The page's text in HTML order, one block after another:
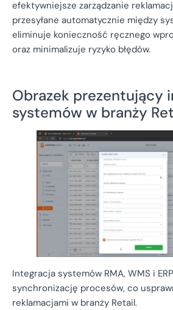
efektywniejsze zarządzanie
przesyłane automatycznie między
eliminuje konieczność ręcznego
oraz minimalizuje ryzyko błędów.
Obrazek prezentujący
systemów w branży
Integracja systemów RMA, WMS i
synchronizację procesów, co
reklamacjami w branży Retail.